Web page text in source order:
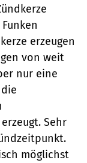
erzeugen
von weit
nur eine
Sehr
möglichst